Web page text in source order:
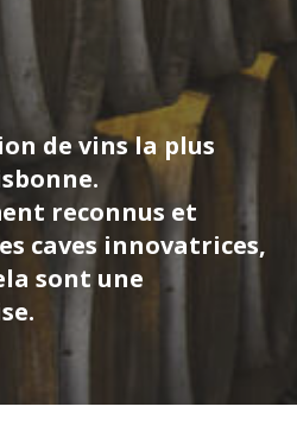
de vins la plus
reconnus et
caves innovatrices,
sont une